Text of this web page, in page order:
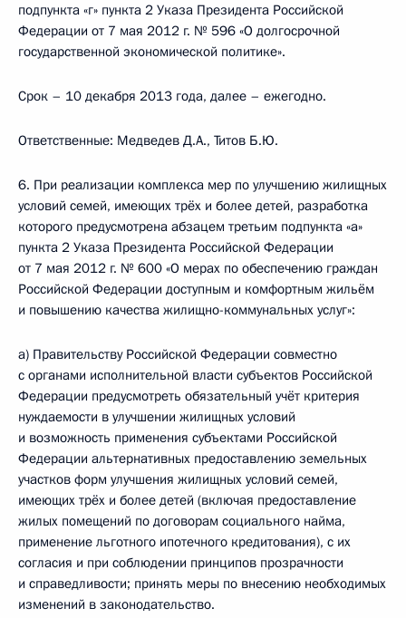
подпункта «г» пункта 2 Указа Президента Российской
Федерации от 7 мая 2012 г. № 596 «О долгосрочной
государственной экономической политике».
Срок – 10 декабря 2013 года, далее – ежегодно.
Ответственные: Медведев Д.А., Титов Б.Ю.
6. При реализации комплекса мер по улучшению жилищных
условий семей, имеющих трёх и более детей, разработка
которого предусмотрена абзацем третьим подпункта «а»
пункта 2 Указа Президента Российской Федерации
от 7 мая 2012 г. № 600 «О мерах по обеспечению граждан
Российской Федерации доступным и комфортным жильём
и повышению качества жилищно-коммунальных услуг»:
а) Правительству Российской Федерации совместно
с органами исполнительной власти субъектов Российской
Федерации предусмотреть обязательный учёт критерия
нуждаемости в улучшении жилищных условий
и возможность применения субъектами Российской
Федерации альтернативных предоставлению земельных
участков форм улучшения жилищных условий семей,
имеющих трёх и более детей (включая предоставление
жилых помещений по договорам социального найма,
применение льготного ипотечного кредитования), с их
согласия и при соблюдении принципов прозрачности
и справедливости; принять меры по внесению необходимых
изменений в законодательство.